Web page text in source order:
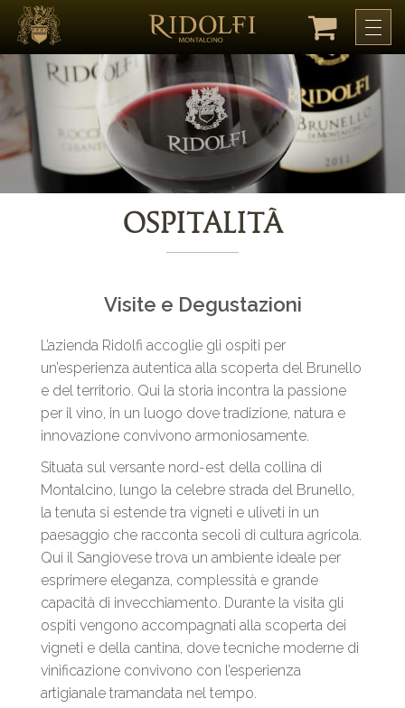
Ospitalità
Visite e Degustazioni
L’azienda Ridolfi accoglie gli ospiti per
un’esperienza autentica alla scoperta del Brunello
e del territorio. Qui la storia incontra la passione
per il vino, in un luogo dove tradizione, natura e
innovazione convivono armoniosamente.
Situata sul versante nord-est della collina di
Montalcino, lungo la celebre strada del Brunello,
la tenuta si estende tra vigneti e uliveti in un
paesaggio che racconta secoli di cultura agricola.
Qui il Sangiovese trova un ambiente ideale per
esprimere eleganza, complessità e grande
capacità di invecchiamento. Durante la visita gli
ospiti vengono accompagnati alla scoperta dei
vigneti e della cantina, dove tecniche moderne di
vinificazione convivono con l’esperienza
artigianale tramandata nel tempo.